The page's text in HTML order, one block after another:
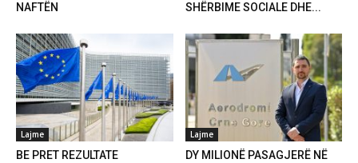
NAFTËN
SHËRBIME SOCIALE DHE...
Lajme
BE PRET REZULTATE
Lajme
DY MILIONË PASAGJERË NË